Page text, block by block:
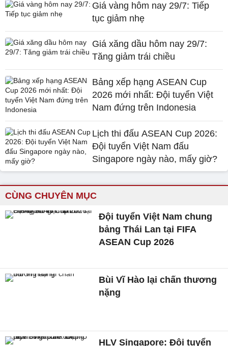
Giá vàng hôm nay 29/7: Tiếp
tục giảm nhẹ
Giá xăng dầu hôm nay 29/7:
Tăng giảm trái chiều
Bảng xếp hạng ASEAN Cup
2026 mới nhất: Đội tuyển Việt
Nam đứng trên Indonesia
Lịch thi đấu ASEAN Cup 2026:
Đội tuyển Việt Nam đấu
Singapore ngày nào, mấy giờ?
CÙNG CHUYÊN MỤC
Đội tuyển Việt Nam chung
bảng Thái Lan tại FIFA
ASEAN Cup 2026
Bùi Vĩ Hào lại chấn thương
nặng
HLV Singapore: Đội tuyển